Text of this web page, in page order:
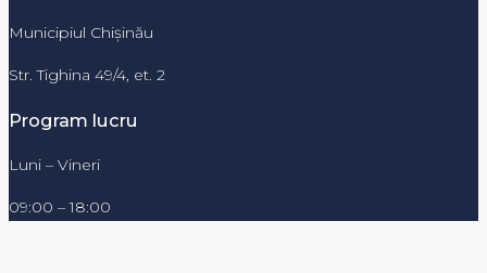
Municipiul Chișinău
Str. Tighina 49/4, et. 2
Program lucru
Luni – Vineri
09:00 – 18:00